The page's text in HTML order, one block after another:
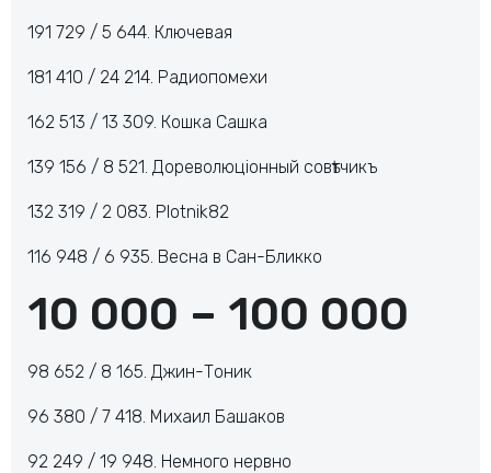
191 729 / 5 644. Ключевая
181 410 / 24 214. Радиопомехи
162 513 / 13 309. Кошка Сашка
139 156 / 8 521. Дореволюціонный совѣтчикъ
132 319 / 2 083. Plotnik82
116 948 / 6 935. Весна в Сан-Бликко
10 000 – 100 000
98 652 / 8 165. Джин-Тоник
96 380 / 7 418. Михаил Башаков
92 249 / 19 948. Немного нервно